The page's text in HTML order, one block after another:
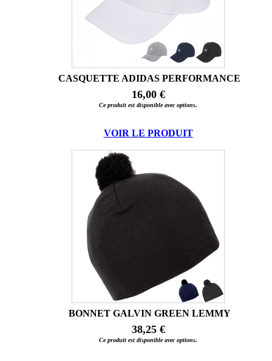
CASQUETTE ADIDAS PERFORMANCE
16,00 €
Ce produit est disponible avec options.
VOIR LE PRODUIT
BONNET GALVIN GREEN LEMMY
38,25 €
Ce produit est disponible avec options.